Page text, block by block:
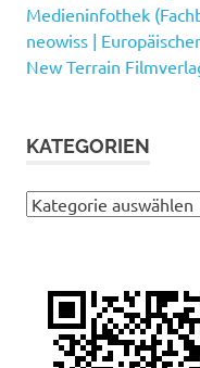
Medieninfothek
neowiss |
New Terrain
KATEGORIEN
Kategorien